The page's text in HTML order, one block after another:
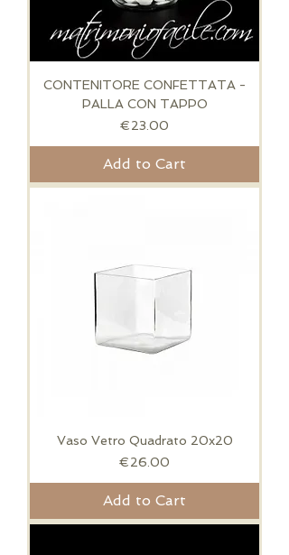
CONTENITORE CONFETTATA -
PALLA CON TAPPO
Price
€23.00
Add to Cart
Vaso Vetro Quadrato 20x20
Price
€26.00
Add to Cart